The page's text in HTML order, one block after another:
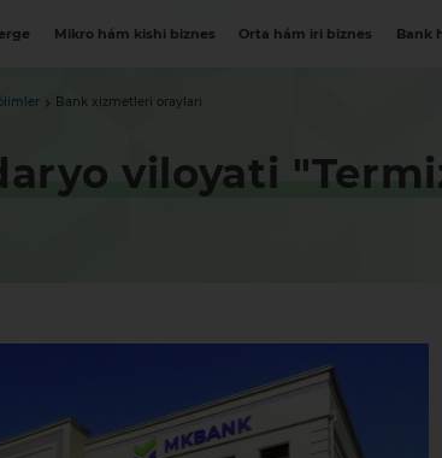
Mikro hám kishi biznes Orta hám iri biznes Bank
Bank xizmetleri orayları
viloyati